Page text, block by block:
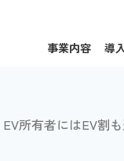
事業内容 導
所有者にはEV割